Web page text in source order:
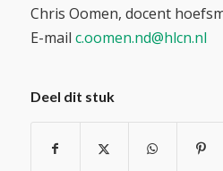
Chris Oomen, docent
E-mail c.oomen.nd@hlcn.nl
Deel dit stuk